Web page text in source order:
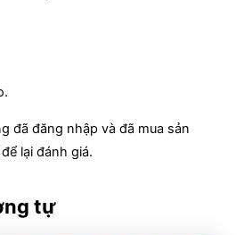
đã đăng nhập và đã mua sản
lại đánh giá.
tự